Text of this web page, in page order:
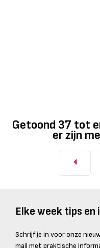
Getoond 37 tot
er zijn
Elke week tips en
Schrijf je in voor onze
mail met praktische